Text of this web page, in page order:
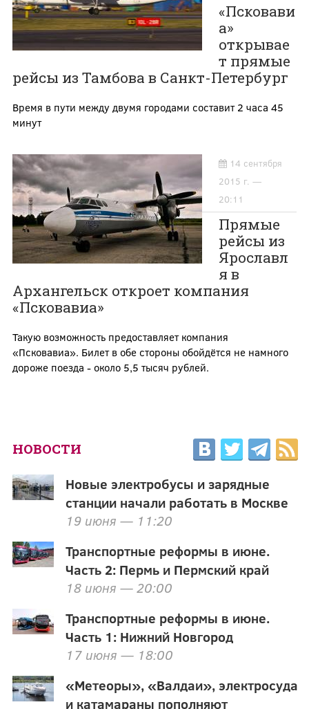
«Псковави
а»
открывае
т прямые
рейсы из Тамбова в Санкт-Петербург
Время в пути между двумя городами составит 2 часа 45
минут
14 сентября
2015 г. —
20:11
Прямые
рейсы из
Ярославл
я в
Архангельск откроет компания
«Псковавиа»
Такую возможность предоставляет компания
«Псковавиа». Билет в обе стороны обойдётся не намного
дороже поезда - около 5,5 тысяч рублей.
НОВОСТИ
Новые электробусы и зарядные
станции начали работать в Москве
19 июня — 11:20
Транспортные реформы в июне.
Часть 2: Пермь и Пермский край
18 июня — 20:00
Транспортные реформы в июне.
Часть 1: Нижний Новгород
17 июня — 18:00
«Метеоры», «Валдаи», электросуда
и катамараны пополняют